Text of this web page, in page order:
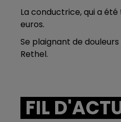
LE
La conductrice, qui a
euros.
Se plaignant de
Rethel.
FIL